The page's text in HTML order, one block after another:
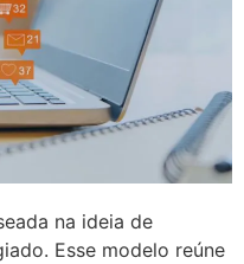
na ideia de
Esse modelo reúne